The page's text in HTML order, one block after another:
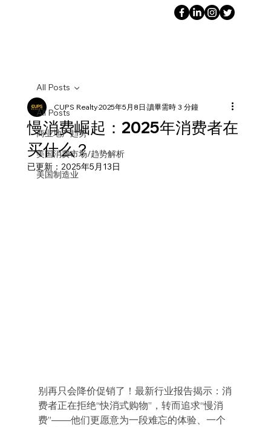
All Posts
商业地产趋势
美国消费市场/趋势解析
美国制造业
All Posts
慢消费崛起：2025年消费者在
买什么？
CUPS Realty2025年5月8日 讀畢需時 3 分鐘
已更新： 2025年5月13日
别再只会降价促销了！最新行业报告揭示：消
费者正在拒绝“快消式购物”，转而追求“慢消
费”——他们更愿意为一段难忘的体验、一个